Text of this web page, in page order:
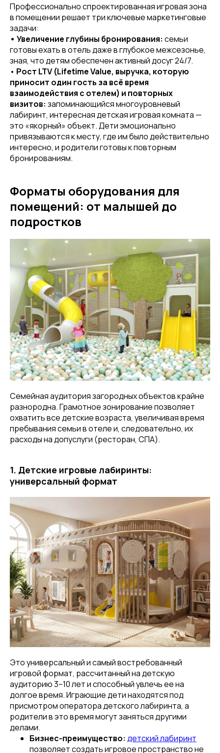
Профессионально спроектированная игровая зона
в помещении решает три ключевые маркетинговые
задачи:
• Увеличение глубины бронирования: семьи
готовы ехать в отель даже в глубокое межсезонье,
зная, что детям обеспечен активный досуг 24/7.
• Рост LTV (Lifetime Value, выручка, которую
приносит один гость за всё время
взаимодействия с отелем) и повторных
визитов: запоминающийся многоуровневый
лабиринт, интересная детская игровая комната —
это «якорный» объект. Дети эмоционально
привязываются к месту, где им было действительно
интересно, и родители готовы к повторным
бронированиям.
Форматы оборудования для
помещений: от малышей до
подростков
Семейная аудитория загородных объектов крайне
разнородна. Грамотное зонирование позволяет
охватить все детские возраста, увеличивая время
пребывания семьи в отеле и, следовательно, их
расходы на допуслуги (ресторан, СПА).
1. Детские игровые лабиринты:
универсальный формат
Это универсальный и самый востребованный
игровой формат, рассчитанный на детскую
аудиторию 3–10 лет и способный увлечь ее на
долгое время. Играющие дети находятся под
присмотром оператора детского лабиринта, а
родители в это время могут заняться другими
делами.
Бизнес-преимущество: детский лабиринт
позволяет создать игровое пространство не